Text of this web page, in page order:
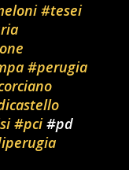
#tesei
#perugia
#pci#pd